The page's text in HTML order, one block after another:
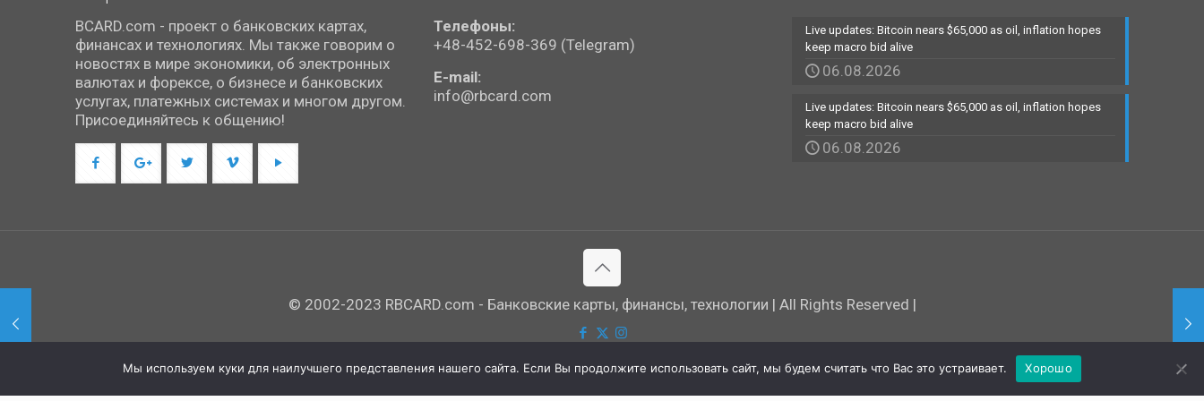
BCARD.com - проект о банковских картах,
финансах и технологиях. Мы также говорим о
новостях в мире экономики, об электронных
валютах и форексе, о бизнесе и банковских
услугах, платежных системах и многом другом.
Присоединяйтесь к общению!
Телефоны:
+48-452-698-369 (Telegram)
E-mail:
info@rbcard.com
Live updates: Bitcoin nears $65,000 as oil, inflation hopes
keep macro bid alive
06.08.2026
Live updates: Bitcoin nears $65,000 as oil, inflation hopes
keep macro bid alive
06.08.2026
© 2002-2023 RBCARD.com - Банковские карты, финансы, технологии | All Rights Reserved |
Мы используем куки для наилучшего представления нашего сайта. Если Вы продолжите использовать сайт, мы будем считать что Вас это устраивает. Хорошо